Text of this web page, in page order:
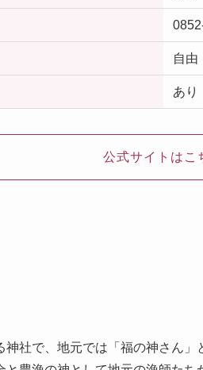
自由
あり
公式サイトはこ
神社で、地元では「福の神さん